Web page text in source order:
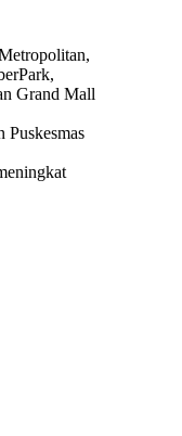
Grand Mall
Puskesmas